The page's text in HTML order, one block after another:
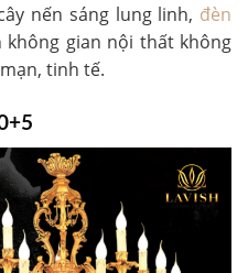
nến sáng lung linh, đèn
không gian nội thất không
tinh tế.